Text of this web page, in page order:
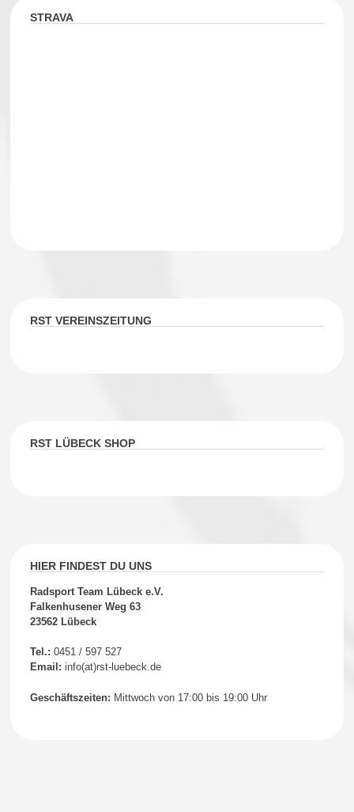
STRAVA
RST VEREINSZEITUNG
RST LÜBECK SHOP
HIER FINDEST DU UNS
Radsport Team Lübeck e.V.
Falkenhusener Weg 63
23562 Lübeck
Tel.: 0451 / 597 527
Email: info(at)rst-luebeck.de
Geschäftszeiten: Mittwoch von 17:00 bis 19:00 Uhr